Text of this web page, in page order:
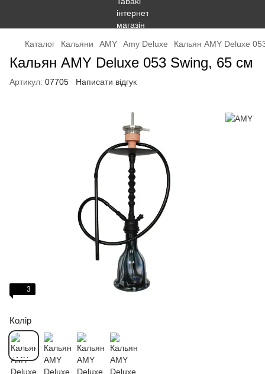
Каталог Кальяни AMY Amy Deluxe Кальян AMY Deluxe
Кальян AMY Deluxe 053 Swing, 65 см
Артикул: 07705 Написати відгук
3
Колір